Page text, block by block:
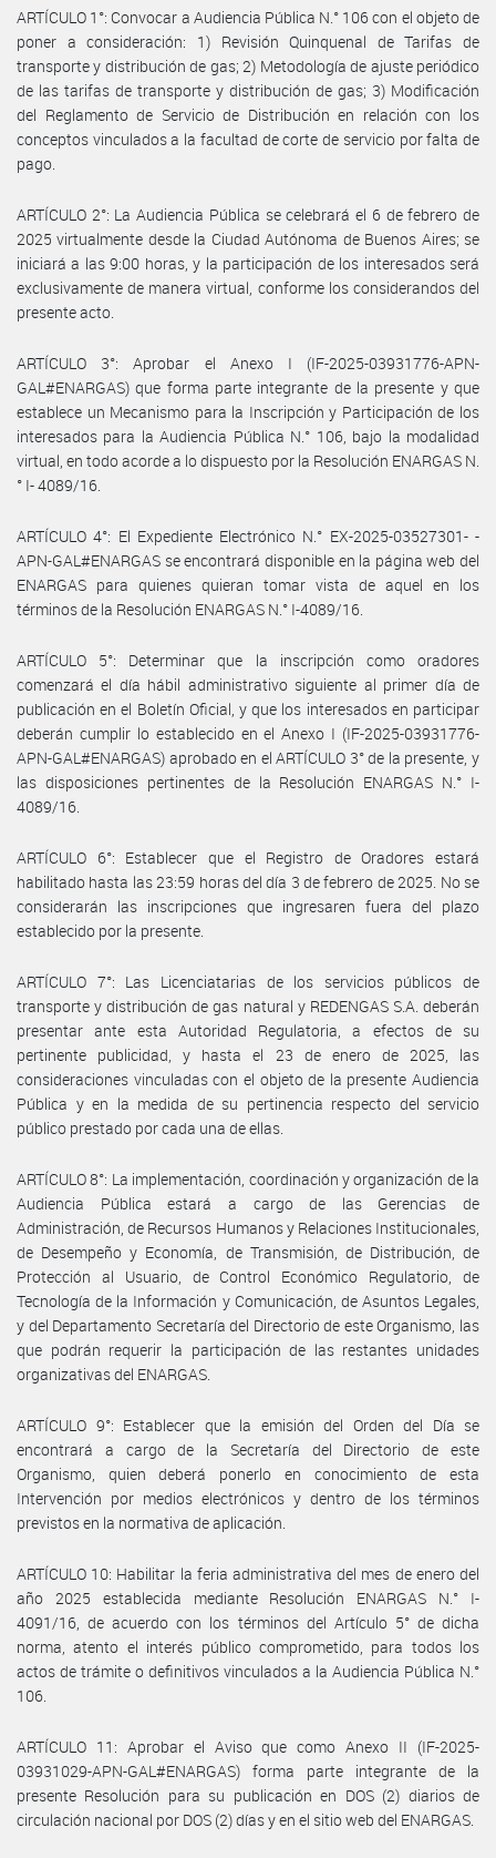
ARTÍCULO 1°: Convocar a Audiencia Pública N.° 106 con el objeto de
poner a consideración: 1) Revisión Quinquenal de Tarifas de
transporte y distribución de gas; 2) Metodología de ajuste periódico
de las tarifas de transporte y distribución de gas; 3) Modificación
del Reglamento de Servicio de Distribución en relación con los
conceptos vinculados a la facultad de corte de servicio por falta de
pago.
ARTÍCULO 2°: La Audiencia Pública se celebrará el 6 de febrero de
2025 virtualmente desde la Ciudad Autónoma de Buenos Aires; se
iniciará a las 9:00 horas, y la participación de los interesados será
exclusivamente de manera virtual, conforme los considerandos del
presente acto.
ARTÍCULO 3°: Aprobar el Anexo I (IF-2025-03931776-APN-
GAL#ENARGAS) que forma parte integrante de la presente y que
establece un Mecanismo para la Inscripción y Participación de los
interesados para la Audiencia Pública N.° 106, bajo la modalidad
virtual, en todo acorde a lo dispuesto por la Resolución ENARGAS N.
° I- 4089/16.
ARTÍCULO 4°: El Expediente Electrónico N.° EX-2025-03527301- -
APN-GAL#ENARGAS se encontrará disponible en la página web del
ENARGAS para quienes quieran tomar vista de aquel en los
términos de la Resolución ENARGAS N.° I-4089/16.
ARTÍCULO 5°: Determinar que la inscripción como oradores
comenzará el día hábil administrativo siguiente al primer día de
publicación en el Boletín Oficial, y que los interesados en participar
deberán cumplir lo establecido en el Anexo I (IF-2025-03931776-
APN-GAL#ENARGAS) aprobado en el ARTÍCULO 3° de la presente, y
las disposiciones pertinentes de la Resolución ENARGAS N.° I-
4089/16.
ARTÍCULO 6°: Establecer que el Registro de Oradores estará
habilitado hasta las 23:59 horas del día 3 de febrero de 2025. No se
considerarán las inscripciones que ingresaren fuera del plazo
establecido por la presente.
ARTÍCULO 7°: Las Licenciatarias de los servicios públicos de
transporte y distribución de gas natural y REDENGAS S.A. deberán
presentar ante esta Autoridad Regulatoria, a efectos de su
pertinente publicidad, y hasta el 23 de enero de 2025, las
consideraciones vinculadas con el objeto de la presente Audiencia
Pública y en la medida de su pertinencia respecto del servicio
público prestado por cada una de ellas.
ARTÍCULO 8°: La implementación, coordinación y organización de la
Audiencia Pública estará a cargo de las Gerencias de
Administración, de Recursos Humanos y Relaciones Institucionales,
de Desempeño y Economía, de Transmisión, de Distribución, de
Protección al Usuario, de Control Económico Regulatorio, de
Tecnología de la Información y Comunicación, de Asuntos Legales,
y del Departamento Secretaría del Directorio de este Organismo, las
que podrán requerir la participación de las restantes unidades
organizativas del ENARGAS.
ARTÍCULO 9°: Establecer que la emisión del Orden del Día se
encontrará a cargo de la Secretaría del Directorio de este
Organismo, quien deberá ponerlo en conocimiento de esta
Intervención por medios electrónicos y dentro de los términos
previstos en la normativa de aplicación.
ARTÍCULO 10: Habilitar la feria administrativa del mes de enero del
año 2025 establecida mediante Resolución ENARGAS N.° I-
4091/16, de acuerdo con los términos del Artículo 5° de dicha
norma, atento el interés público comprometido, para todos los
actos de trámite o definitivos vinculados a la Audiencia Pública N.°
106.
ARTÍCULO 11: Aprobar el Aviso que como Anexo II (IF-2025-
03931029-APN-GAL#ENARGAS) forma parte integrante de la
presente Resolución para su publicación en DOS (2) diarios de
circulación nacional por DOS (2) días y en el sitio web del ENARGAS.